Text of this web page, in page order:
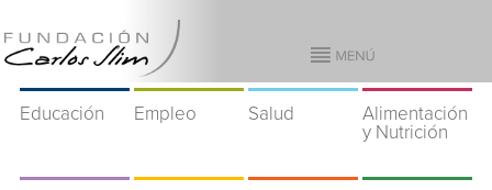
Educación Empleo Salud
Alimentación
y Nutrición